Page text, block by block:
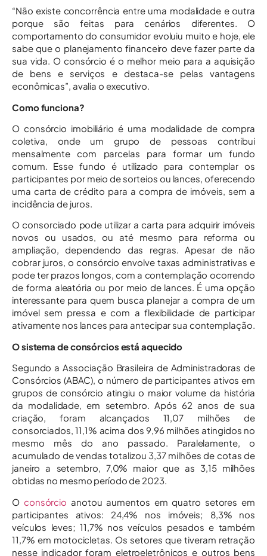
“Não existe concorrência entre uma modalidade e outra
porque são feitas para cenários diferentes. O
comportamento do consumidor evoluiu muito e hoje, ele
sabe que o planejamento financeiro deve fazer parte da
sua vida. O consórcio é o melhor meio para a aquisição
de bens e serviços e destaca-se pelas vantagens
econômicas”, avalia o executivo.
Como funciona?
O consórcio imobiliário é uma modalidade de compra
coletiva, onde um grupo de pessoas contribui
mensalmente com parcelas para formar um fundo
comum. Esse fundo é utilizado para contemplar os
participantes por meio de sorteios ou lances, oferecendo
uma carta de crédito para a compra de imóveis, sem a
incidência de juros.
O consorciado pode utilizar a carta para adquirir imóveis
novos ou usados, ou até mesmo para reforma ou
ampliação, dependendo das regras. Apesar de não
cobrar juros, o consórcio envolve taxas administrativas e
pode ter prazos longos, com a contemplação ocorrendo
de forma aleatória ou por meio de lances. É uma opção
interessante para quem busca planejar a compra de um
imóvel sem pressa e com a flexibilidade de participar
ativamente nos lances para antecipar sua contemplação.
O sistema de consórcios está aquecido
Segundo a Associação Brasileira de Administradoras de
Consórcios (ABAC), o número de participantes ativos em
grupos de consórcio atingiu o maior volume da história
da modalidade, em setembro. Após 62 anos de sua
criação, foram alcançados 11,07 milhões de
consorciados, 11,1% acima dos 9,96 milhões atingidos no
mesmo mês do ano passado. Paralelamente, o
acumulado de vendas totalizou 3,37 milhões de cotas de
janeiro a setembro, 7,0% maior que as 3,15 milhões
obtidas no mesmo período de 2023.
O consórcio anotou aumentos em quatro setores em
participantes ativos: 24,4% nos imóveis; 8,3% nos
veículos leves; 11,7% nos veículos pesados e também
11,7% em motocicletas. Os setores que tiveram retração
nesse indicador foram eletroeletrônicos e outros bens